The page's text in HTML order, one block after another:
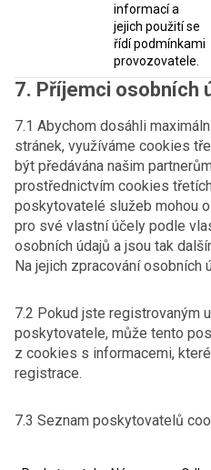
informací a
jejich použití se
řídí podmínkami
provozovatele.
7. Příjemci osobních
7.1 Abychom dosáhli
stránek, využíváme cookies
být předávána našim
prostřednictvím cookies
poskytovatelé služeb mohou
pro své vlastní účely podle
osobních údajů a jsou tak
Na jejich zpracování osobních
7.2 Pokud jste registrovaným
poskytovatele, může tento
z cookies s informacemi,
registrace.
7.3 Seznam poskytovatelů